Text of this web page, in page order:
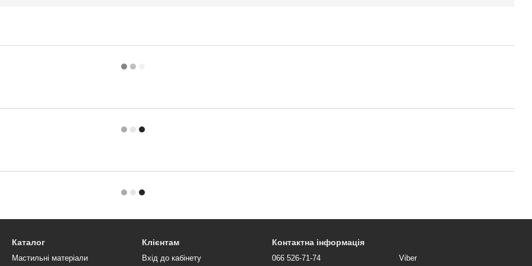
Каталог
Мастильні матеріали
Клієнтам
Вхід до кабінету
Контактна інформація
066 526-71-74 Viber